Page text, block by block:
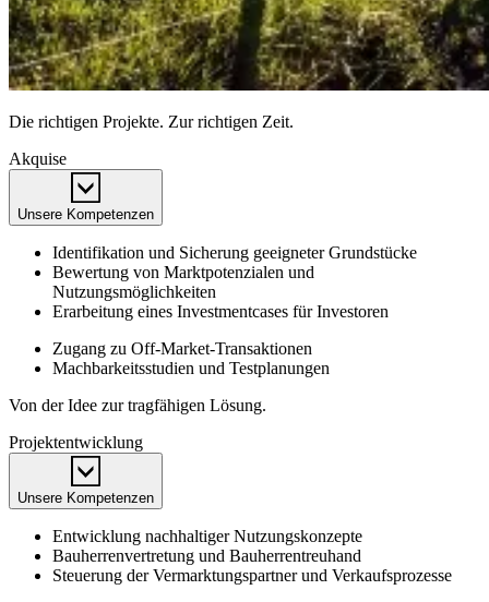
Die richtigen Projekte. Zur richtigen Zeit.
Akquise
Unsere Kompetenzen
Identifikation und Sicherung geeigneter Grundstücke
Bewertung von Marktpotenzialen und
Nutzungsmöglichkeiten
Erarbeitung eines Investmentcases für Investoren
Zugang zu Off-Market-Transaktionen
Machbarkeitsstudien und Testplanungen
Von der Idee zur tragfähigen Lösung.
Projektentwicklung
Unsere Kompetenzen
Entwicklung nachhaltiger Nutzungskonzepte
Bauherrenvertretung und Bauherrentreuhand
Steuerung der Vermarktungspartner und Verkaufsprozesse